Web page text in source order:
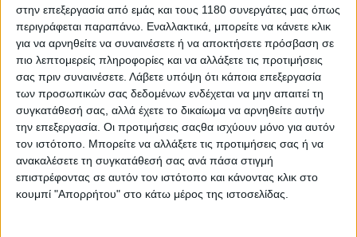
στην επεξεργασία από εμάς και τους 1180 συνεργάτες μας όπως
περιγράφεται παραπάνω. Εναλλακτικά, μπορείτε να κάνετε κλικ
για να αρνηθείτε να συναινέσετε ή να αποκτήσετε πρόσβαση σε
πιο λεπτομερείς πληροφορίες και να αλλάξετε τις προτιμήσεις
σας πριν συναινέσετε. Λάβετε υπόψη ότι κάποια επεξεργασία
των προσωπικών σας δεδομένων ενδέχεται να μην απαιτεί τη
συγκατάθεσή σας, αλλά έχετε το δικαίωμα να αρνηθείτε αυτήν
την επεξεργασία. Οι προτιμήσεις σαςθα ισχύουν μόνο για αυτόν
τον ιστότοπο. Μπορείτε να αλλάξετε τις προτιμήσεις σας ή να
ανακαλέσετε τη συγκατάθεσή σας ανά πάσα στιγμή
επιστρέφοντας σε αυτόν τον ιστότοπο και κάνοντας κλικ στο
κουμπί "Απορρήτου" στο κάτω μέρος της ιστοσελίδας.
Benelli TRK 902 Xplorer και Stradale - Πάτησαν
Ευρώπη οι δύο εκδόσεις - Πότε έρχονται Ελλάδα
Το Benelli TRK 902 και στις δύο εκδόσεις του, Xplorer και
Stradale, βρίσκεται πλέον στην Ευρώπη, ενώ σύντομα θα
κάνει το ντεμπούτο του και στην ελληνική αγορά. Οι δύο
εκδόσεις της crossover μοτοσυκ...
Νέα Μοντέλα
EICMA: Benelli TRK 902 Xplorer και TRK 902 Stradale
2026
Με βάση την TRK 902 Xplorer που είδαμε πέρσι στην EICMA